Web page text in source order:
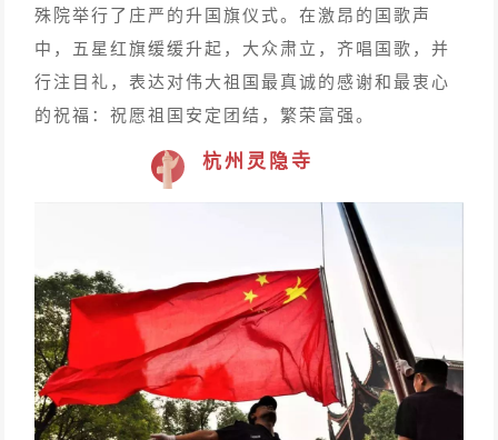
殊院举行了庄严的升国旗仪式。在激昂的国歌声
中，五星红旗缓缓升起，大众肃立，齐唱国歌，并
行注目礼，表达对伟大祖国最真诚的感谢和最衷心
的祝福：祝愿祖国安定团结，繁荣富强。
杭州灵隐寺